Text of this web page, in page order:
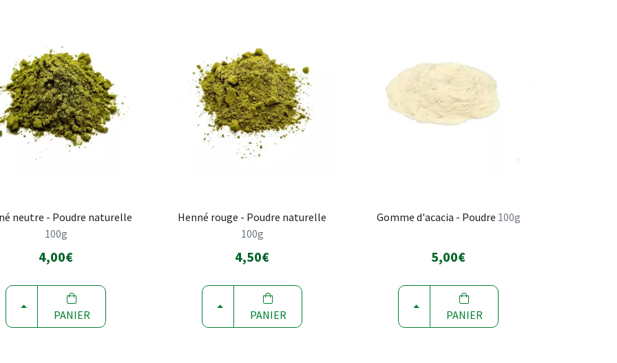
neutre - Poudre naturelle
100g
4,00€
CHOISIR
PANIER
Henné rouge - Poudre naturelle
100g
4,50€
CHOISIR
PANIER
Gomme d'acacia - Poudre 100g
5,00€
CHOISIR
PANIER